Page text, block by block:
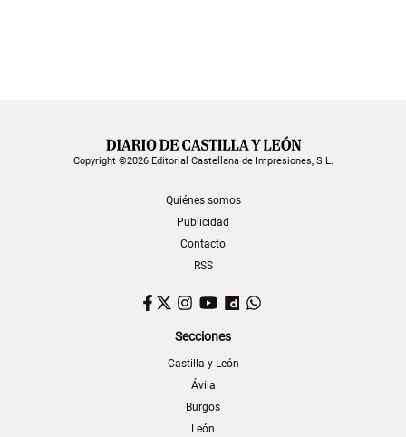
Copyright ©2026 Editorial Castellana de Impresiones, S.L.
Quiénes somos
Publicidad
Contacto
RSS
Facebook
TwitterInstagram
YouTubeDailymotion
Secciones
Castilla y León
Ávila
Burgos
León